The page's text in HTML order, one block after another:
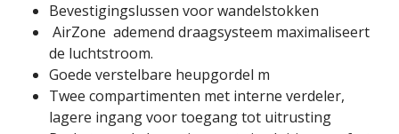
Bevestigingslussen voor wandelstokken
AirZone ademend draagsysteem maximaliseert
de luchtstroom.
Goede verstelbare heupgordel m
Twee compartimenten met interne verdeler,
lagere ingang voor toegang tot uitrusting